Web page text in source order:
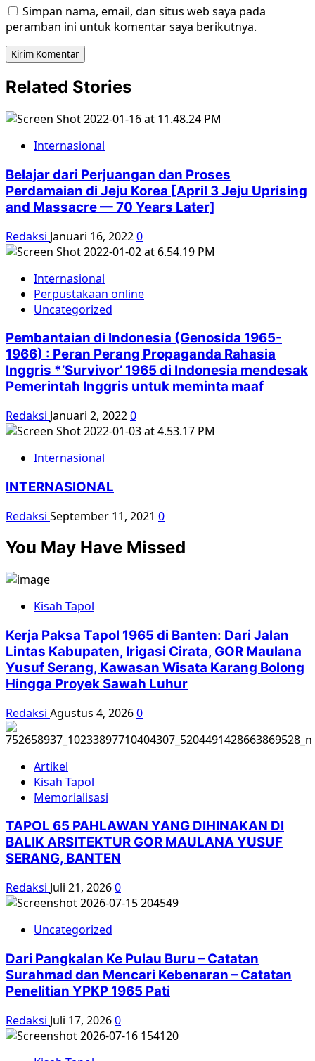
Simpan nama, email, dan situs web saya pada
peramban ini untuk komentar saya berikutnya.
Related Stories
Internasional
Belajar dari Perjuangan dan Proses
Perdamaian di Jeju Korea [April 3 Jeju Uprising
and Massacre — 70 Years Later]
Redaksi Januari 16, 20220
Internasional
Perpustakaan online
Uncategorized
Pembantaian di Indonesia (Genosida 1965-
1966) : Peran Perang Propaganda Rahasia
Inggris *’Survivor’ 1965 di Indonesia mendesak
Pemerintah Inggris untuk meminta maaf
Redaksi Januari 2, 20220
Internasional
INTERNASIONAL
Redaksi September 11, 2021 0
You May Have Missed
Kisah Tapol
Kerja Paksa Tapol 1965 di Banten: Dari Jalan
Lintas Kabupaten, Irigasi Cirata, GOR Maulana
Yusuf Serang, Kawasan Wisata Karang Bolong
Hingga Proyek Sawah Luhur
Redaksi Agustus 4, 20260
Artikel
Kisah Tapol
Memorialisasi
TAPOL 65 PAHLAWAN YANG DIHINAKAN DI
BALIK ARSITEKTUR GOR MAULANA YUSUF
SERANG, BANTEN
Redaksi Juli 21, 20260
Uncategorized
Dari Pangkalan Ke Pulau Buru – Catatan
Surahmad dan Mencari Kebenaran – Catatan
Penelitian YPKP 1965 Pati
Redaksi Juli 17, 20260